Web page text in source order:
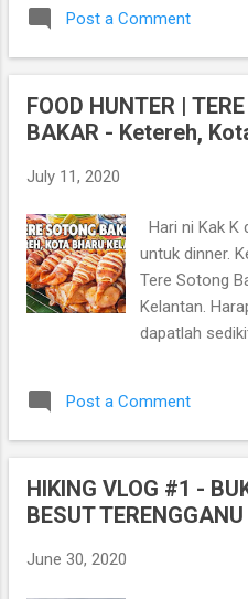
penat.
untuk
https://
Post a Comment
FOOD HUNTER |
BAKAR - Ketereh,
July 11, 2020
Hari ni Kak K
untuk dinner.
Tere Sotong
Kelantan.
dapatlah
Addashuk
next kita akan
menonton,
Tonton video-
Post a Comment
HIKING VLOG #1 -
BESUT TERENGGANU
June 30, 2020